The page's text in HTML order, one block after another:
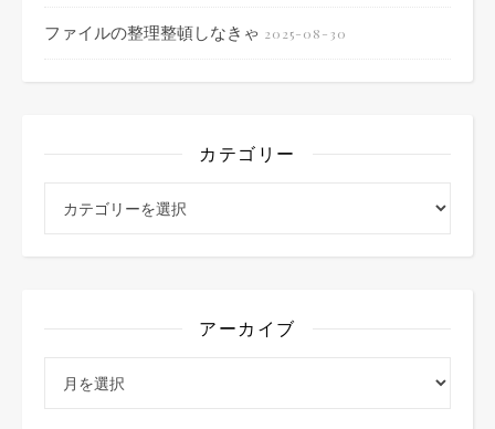
ファイルの整理整頓しなきゃ 2025-08-30
カテゴリー
アーカイブ